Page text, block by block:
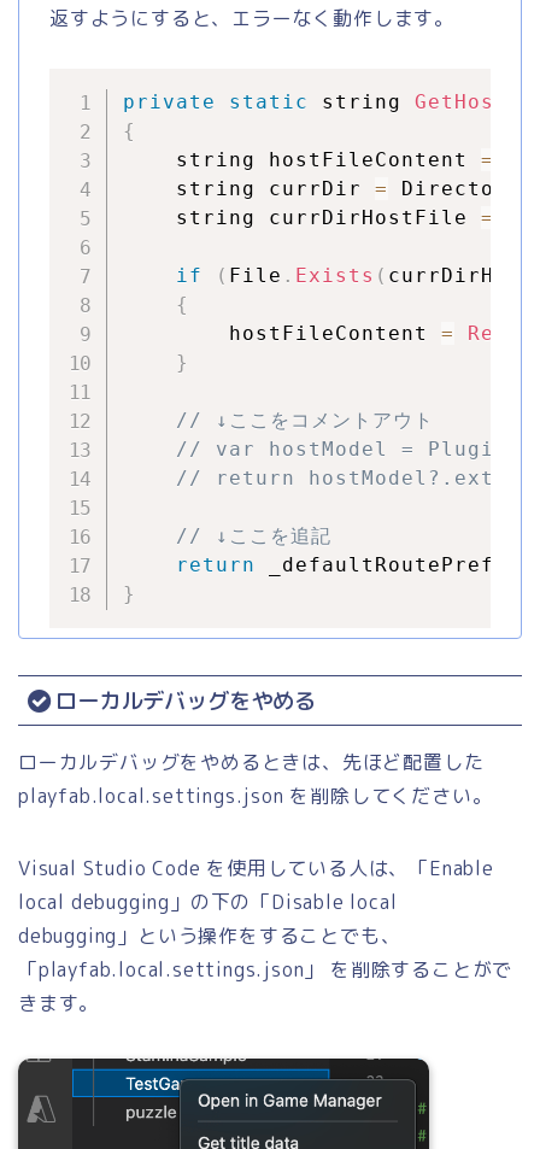
返すようにすると、エラーなく動作します。
private static string
{
    string hostFileContent
=
    string currDir
= Directory
    string currDirHostFile
=
if ( File . Exists (
{
        hostFileContent
=
}
// ↓ここをコメントアウト
// var hostModel =
// return
// ↓ここを追記
return _defaultRoutePrefix
}
ローカルデバッグをやめる
ローカルデバッグをやめるときは、先ほど配置した
playfab.local.settings.json を削除してください。
Visual Studio Code を使用している人は、「Enable
local debugging」の下の「Disable local
debugging」という操作をすることでも、
「playfab.local.settings.json」 を削除することがで
きます。